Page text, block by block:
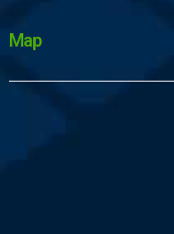
Map